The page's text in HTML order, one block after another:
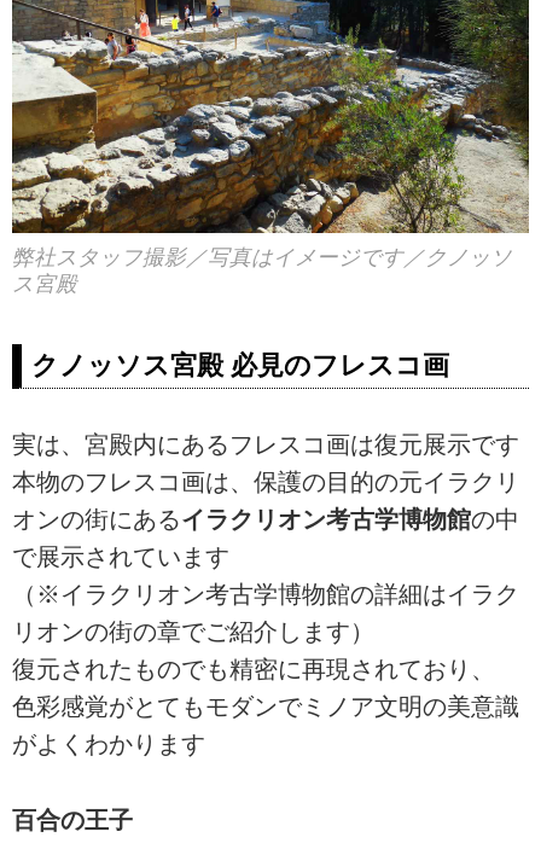
弊社スタッフ撮影／写真はイメージです／クノッソ
ス宮殿
クノッソス宮殿 必見のフレスコ画
実は、宮殿内にあるフレスコ画は復元展示です
本物のフレスコ画は、保護の目的の元イラクリ
オンの街にあるイラクリオン考古学博物館の中
で展示されています
（※イラクリオン考古学博物館の詳細はイラク
リオンの街の章でご紹介します）
復元されたものでも精密に再現されており、
色彩感覚がとてもモダンでミノア文明の美意識
がよくわかります
百合の王子